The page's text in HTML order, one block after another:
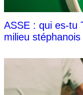
ASSE : qui es-tu
milieu stéphanois